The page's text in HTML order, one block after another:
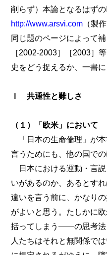
削らず）本論となるはず
http://www.arsvi.com （製
同じ題のページによって
［2002-2003］［2003］
史をどう捉えるか、一書に
Ｉ 共通性と難しさ
（１）「欧米」において
「日本の生命倫理」が
言うためにも、他の国で
日本における運動・言
いがあるのか、あるとす
違いを言う前に、かなり
がよいと思う。たしかに
括ってしまう――の思考法
人たちはそれと無関係で